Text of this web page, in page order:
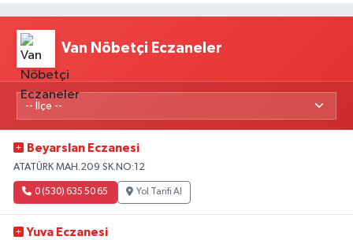
Van Nöbetçi Eczaneler
Beyarslan Eczanesi
ATATÜRK MAH.209 SK.NO:12
0 (530) 635 50 65 Yol Tarifi Al
Yuva Eczanesi